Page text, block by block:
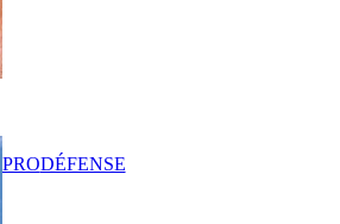
PRODÉFENSE